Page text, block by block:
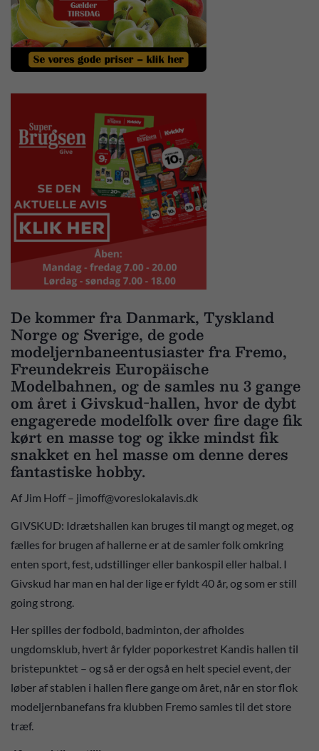
De kommer fra Danmark, Tyskland
Norge og Sverige, de gode
modeljernbaneentusiaster fra Fremo,
Freundekreis Europäische
Modelbahnen, og de samles nu 3 gange
om året i Givskud-hallen, hvor de dybt
engagerede modelfolk over fire dage fik
kørt en masse tog og ikke mindst fik
snakket en hel masse om denne deres
fantastiske hobby.
Af Jim Hoff – jimoff@voreslokalavis.dk
GIVSKUD: Idrætshallen kan bruges til mangt og meget, og
fælles for brugen af hallerne er at de samler folk omkring
enten sport, fest, udstillinger eller bankospil eller halbal. I
Givskud har man en hal der lige er fyldt 40 år, og som er still
going strong.
Her spilles der fodbold, badminton, der afholdes
ungdomsklub, hvert år fylder poporkestret Kandis hallen til
bristepunktet – og så er der også en helt speciel event, der
løber af stablen i hallen flere gange om året, når en stor flok
modeljernbanefans fra klubben Fremo samles til det store
træf.